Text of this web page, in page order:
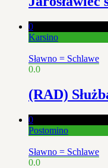
0
Karsino
Sławno = Schlawe
0.0
(RAD)
0
Postomino
Sławno = Schlawe
0.0